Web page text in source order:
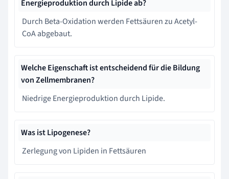
Energieproduktion durch Lipide ab?
Durch Beta-Oxidation werden Fettsäuren zu Acetyl-
CoA abgebaut.
Welche Eigenschaft ist entscheidend für die Bildung
von Zellmembranen?
Niedrige Energieproduktion durch Lipide.
Was ist Lipogenese?
Zerlegung von Lipiden in Fettsäuren